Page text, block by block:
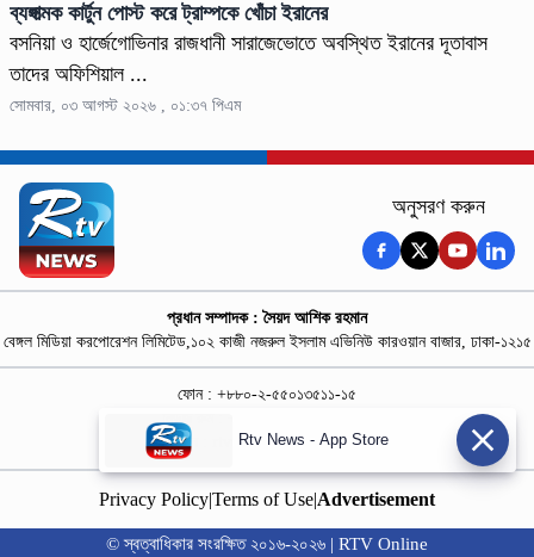
ব্যঙ্গাত্মক কার্টুন পোস্ট করে ট্রাম্পকে খোঁচা ইরানের
বসনিয়া ও হার্জেগোভিনার রাজধানী সারাজেভোতে অবস্থিত ইরানের দূতাবাস
তাদের অফিশিয়াল ...
সোমবার, ০৩ আগস্ট ২০২৬ , ০১:৩৭ পিএম
অনুসরণ করুন
প্রধান সম্পাদক : সৈয়দ আশিক রহমান
বেঙ্গল মিডিয়া করপোরেশন লিমিটেড,১০২ কাজী নজরুল ইসলাম এভিনিউ কারওয়ান বাজার, ঢাকা-১২১৫
ফোন : +৮৮০-২-৫৫০১৩৫১১-১৫
নিউজ রুম : +৮৮০-১৮৭৮১৮৪৩৬৯-৭০
বিজ্ঞাপন :
rtvdigitalad@gmail.com
Privacy Policy|Terms of Use|Advertisement
© স্বত্বাধিকার সংরক্ষিত ২০১৬-২০২৬ | RTV Online
Rtv News - App Store